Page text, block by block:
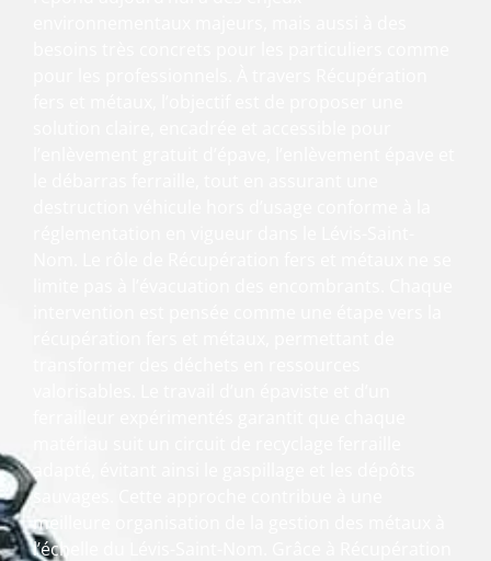
adapté, évitant ainsi le gaspillage et les dépôts
sauvages. Cette approche contribue à une
meilleure organisation de la gestion des métaux à
l’échelle du Lévis-Saint-Nom. Grâce à Récupération